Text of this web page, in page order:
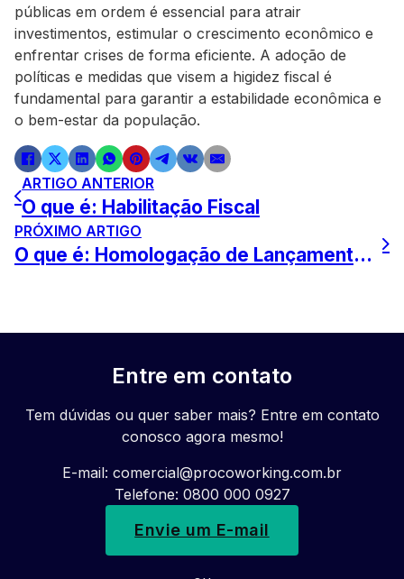
públicas em ordem é essencial para atrair
investimentos, estimular o crescimento econômico e
enfrentar crises de forma eficiente. A adoção de
políticas e medidas que visem a higidez fiscal é
fundamental para garantir a estabilidade econômica e
o bem-estar da população.
ARTIGO ANTERIOR
O que é: Habilitação Fiscal
PRÓXIMO ARTIGO
O que é: Homologação de Lançamento Fiscal
Entre em contato
Tem dúvidas ou quer saber mais? Entre em contato
conosco agora mesmo!
E-mail: comercial@procoworking.com.br
Telefone: 0800 000 0927
Envie um E-mail